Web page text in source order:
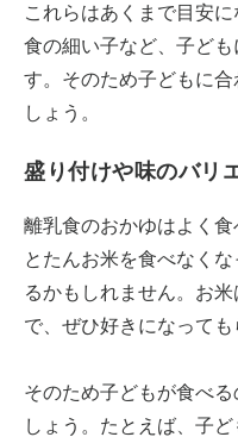
これらはあくまで目安
食の細い子など、子ど
す。そのため子どもに
しょう。
盛り付けや味のバリ
離乳食のおかゆはよく
とたんお米を食べなく
るかもしれません。お
で、ぜひ好きになっても
そのため子どもが食べ
しょう。たとえば、子